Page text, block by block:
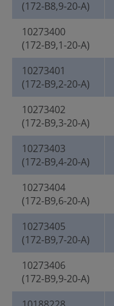
(172-B8,9-20-A)
10273400
(172-B9,1-20-A)
10273401
(172-B9,2-20-A)
10273402
(172-B9,3-20-A)
10273403
(172-B9,4-20-A)
10273404
(172-B9,6-20-A)
10273405
(172-B9,7-20-A)
10273406
(172-B9,9-20-A)